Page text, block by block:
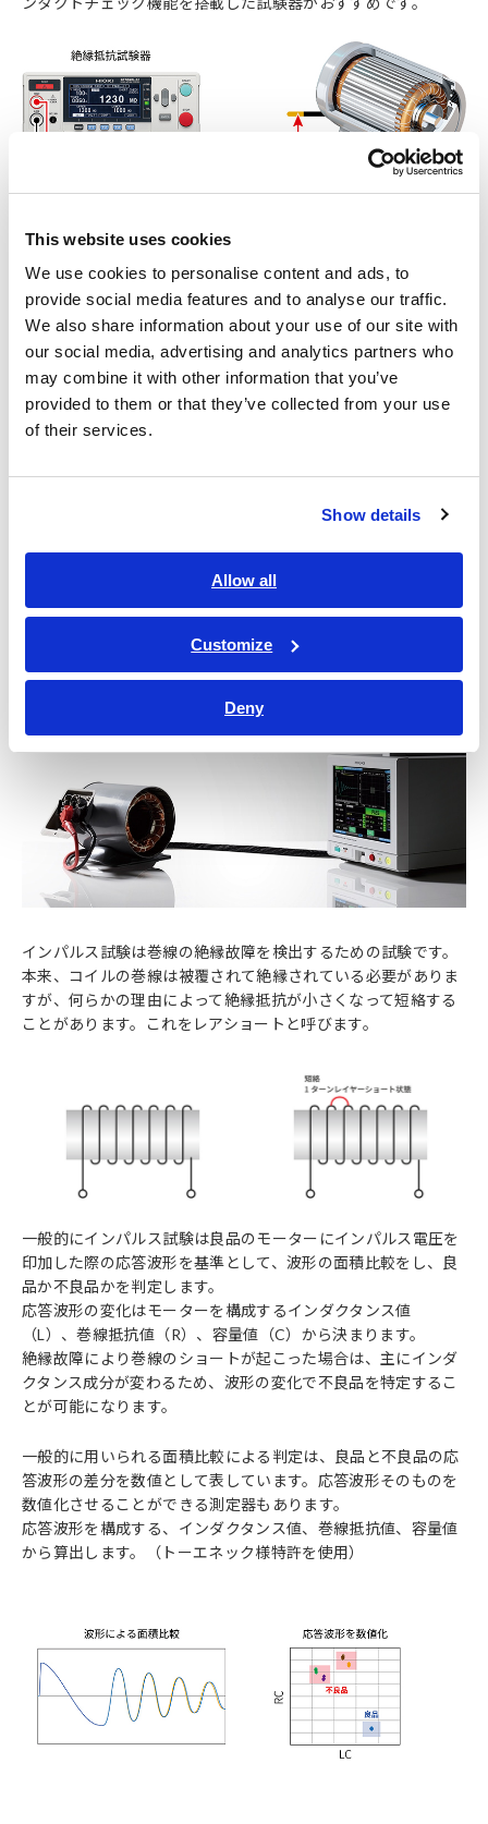
This website uses cookies
We use cookies to personalise content and ads, to
provide social media features and to analyse our traffic.
We also share information about your use of our site with
our social media, advertising and analytics partners who
may combine it with other information that you’ve
provided to them or that they’ve collected from your use
of their services.
Show details
Allow all
Customize
Deny
耐圧試験
耐圧試験とは、絶縁抵抗測定と同様にコイルが使用電圧に対し
て絶縁耐力があるかどうかを調べるための試験です。一見する
と絶縁抵抗測定と同じと感じてしまう人もいるかもしれませ
ん。最終的なゴールとしては、製品の感電事故や火災事故を未
然に防ぐことですが、その目的が微妙に異なります。
のものです。また耐圧試験は、絶縁破壊が引き起こされないか
インパルス試験
インパルス試験は巻線の絶縁故障を検出するための試験です。
本来、コイルの巻線は被覆されて絶縁されている必要がありま
すが、何らかの理由によって絶縁抵抗が小さくなって短絡する
ことがあります。これをレアショートと呼びます。
一般的にインパルス試験は良品のモーターにインパルス電圧を
印加した際の応答波形を基準として、波形の面積比較をし、良
品か不良品かを判定します。
応答波形の変化はモーターを構成するインダクタンス値
（L）、巻線抵抗値（R）、容量値（C）から決まります。
絶縁故障により巻線のショートが起こった場合は、主にインダ
クタンス成分が変わるため、波形の変化で不良品を特定するこ
とが可能になります。
一般的に用いられる面積比較による判定は、良品と不良品の応
答波形の差分を数値として表しています。応答波形そのものを
数値化させることができる測定器もあります。
応答波形を構成する、インダクタンス値、巻線抵抗値、容量値
から算出します。（トーエネック様特許を使用）